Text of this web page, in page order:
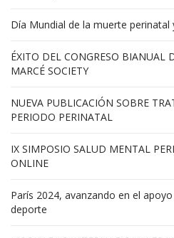
Día Mundial de la muerte perinatal
ÉXITO DEL CONGRESO BIANUAL
MARCÉ SOCIETY
NUEVA PUBLICACIÓN SOBRE
PERIODO PERINATAL
IX SIMPOSIO SALUD MENTAL
ONLINE
París 2024, avanzando en el
deporte